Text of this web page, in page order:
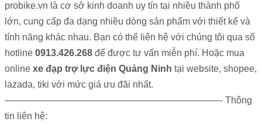
probike.vn là cơ sở kinh doanh uy tín tại nhiều thành phố
lớn, cung cấp đa dạng nhiều dòng sản phẩm với thiết kế và
tính năng khác nhau. Bạn có thể liên hệ với chúng tôi qua số
hotline 0913.426.268 để được tư vấn miễn phí. Hoặc mua
online xe đạp trợ lực điện Quảng Ninh tại website, shopee,
lazada, tiki với mức giá ưu đãi nhất.
———————————————————————- Thông
tin liên hệ: